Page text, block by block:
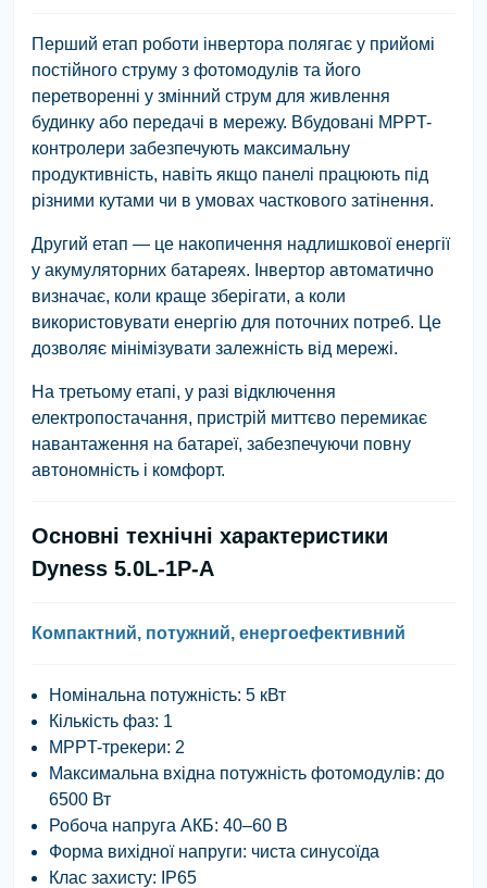
Перший етап роботи інвертора полягає у прийомі
постійного струму з фотомодулів та його
перетворенні у змінний струм для живлення
будинку або передачі в мережу. Вбудовані MPPT-
контролери забезпечують максимальну
продуктивність, навіть якщо панелі працюють під
різними кутами чи в умовах часткового затінення.
Другий етап — це накопичення надлишкової енергії
у акумуляторних батареях. Інвертор автоматично
визначає, коли краще зберігати, а коли
використовувати енергію для поточних потреб. Це
дозволяє мінімізувати залежність від мережі.
На третьому етапі, у разі відключення
електропостачання, пристрій миттєво перемикає
навантаження на батареї, забезпечуючи повну
автономність і комфорт.
Основні технічні характеристики
Dyness 5.0L-1P-A
Компактний, потужний, енергоефективний
Номінальна потужність: 5 кВт
Кількість фаз: 1
MPPT-трекери: 2
Максимальна вхідна потужність фотомодулів: до
6500 Вт
Робоча напруга АКБ: 40–60 В
Форма вихідної напруги: чиста синусоїда
Клас захисту: IP65